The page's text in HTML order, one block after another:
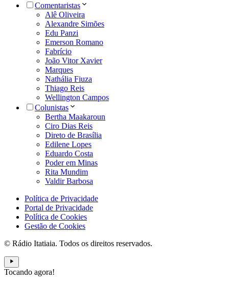
Comentaristas
Alê Oliveira
Alexandre Simões
Edu Panzi
Emerson Romano
Fabrício
João Vitor Xavier
Marques
Nathália Fiuza
Thiago Reis
Wellington Campos
Colunistas
Bertha Maakaroun
Ciro Dias Reis
Direto de Brasília
Edilene Lopes
Eduardo Costa
Poder em Minas
Rita Mundim
Valdir Barbosa
Política de Privacidade
Portal de Privacidade
Política de Cookies
Gestão de Cookies
© Rádio Itatiaia. Todos os direitos reservados.
Tocando agora!